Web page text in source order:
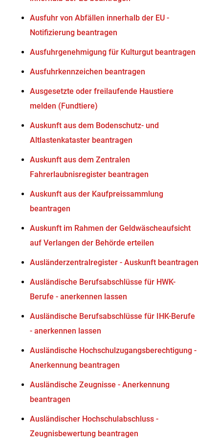
Ausfuhr von Abfällen innerhalb der EU -
Notifizierung beantragen
Ausfuhrgenehmigung für Kulturgut beantragen
Ausfuhrkennzeichen beantragen
Ausgesetzte oder freilaufende Haustiere
melden (Fundtiere)
Auskunft aus dem Bodenschutz- und
Altlastenkataster beantragen
Auskunft aus dem Zentralen
Fahrerlaubnisregister beantragen
Auskunft aus der Kaufpreissammlung
beantragen
Auskunft im Rahmen der Geldwäscheaufsicht
auf Verlangen der Behörde erteilen
Ausländerzentralregister - Auskunft beantragen
Ausländische Berufsabschlüsse für HWK-
Berufe - anerkennen lassen
Ausländische Berufsabschlüsse für IHK-Berufe
- anerkennen lassen
Ausländische Hochschulzugangsberechtigung -
Anerkennung beantragen
Ausländische Zeugnisse - Anerkennung
beantragen
Ausländischer Hochschulabschluss -
Zeugnisbewertung beantragen